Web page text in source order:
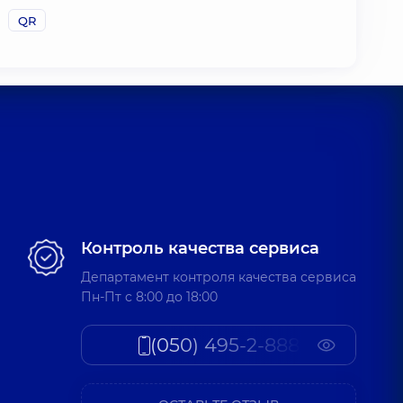
QR
Контроль качества сервиса
Департамент контроля качества сервиса
Пн-Пт c 8:00 до 18:00
(050) 495-2-888